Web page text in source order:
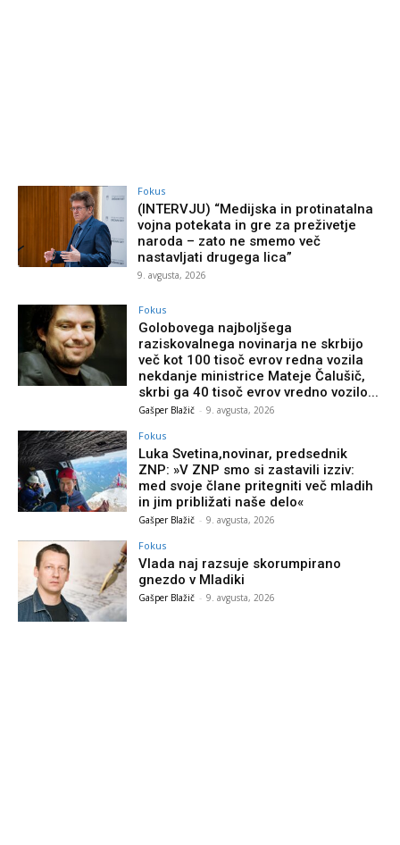
Fokus
(INTERVJU) “Medijska in protinatalna
vojna potekata in gre za preživetje
naroda – zato ne smemo več
nastavljati drugega lica”
9. avgusta, 2026
Fokus
Golobovega najboljšega
raziskovalnega novinarja ne skrbijo
več kot 100 tisoč evrov redna vozila
nekdanje ministrice Mateje Čalušič,
skrbi ga 40 tisoč evrov vredno vozilo...
Gašper Blažič - 9. avgusta, 2026
Fokus
Luka Svetina,novinar, predsednik
ZNP: »V ZNP smo si zastavili izziv:
med svoje člane pritegniti več mladih
in jim približati naše delo«
Gašper Blažič - 9. avgusta, 2026
Fokus
Vlada naj razsuje skorumpirano
gnezdo v Mladiki
Gašper Blažič - 9. avgusta, 2026